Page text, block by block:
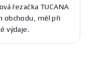
řezačka TUCANA
obchodu, měl při
výdaje.